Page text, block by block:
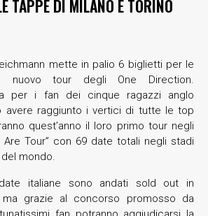
TAPPE DI MILANO E TORINO
mette in palio 6 biglietti per le
nuovo tour degli One Direction.
per i fan dei cinque ragazzi anglo
avere raggiunto i vertici di tutte le top
quest’anno il loro primo tour negli
Are Tour” con 69 date totali negli stadi
mondo.
italiane sono andati sold out in
ma grazie al concorso promosso da